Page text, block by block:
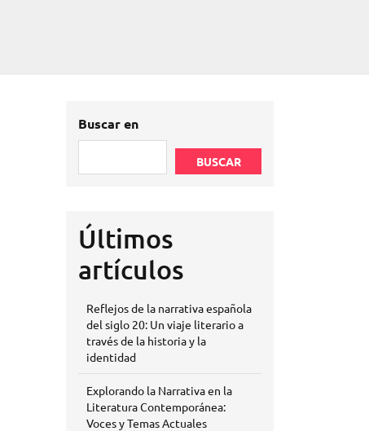
Buscar en
BUSCAR
Últimos
artículos
Reflejos de la narrativa española
del siglo 20: Un viaje literario a
través de la historia y la
identidad
Explorando la Narrativa en la
Literatura Contemporánea:
Voces y Temas Actuales